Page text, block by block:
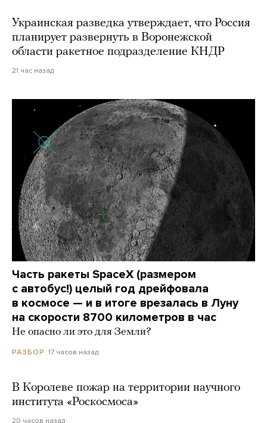
Украинская разведка утверждает, что Россия
планирует развернуть в Воронежской
области ракетное подразделение КНДР
21 час назад
Часть ракеты SpaceX (размером
с автобус!) целый год дрейфовала
в космосе — и в итоге врезалась в Луну
на скорости 8700 километров в час
Не опасно ли это для Земли?
РАЗБОР 17 часов назад
В Королеве пожар на территории научного
института «Роскосмоса»
20 часов назад